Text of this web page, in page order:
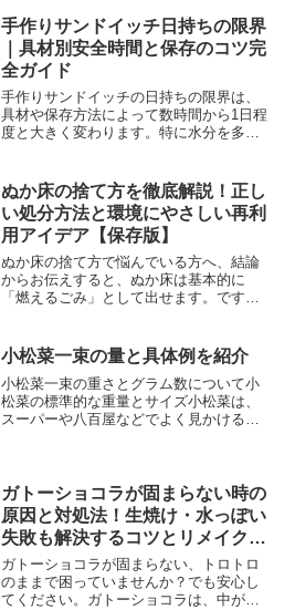
桃の味わいがSNSを中心に大バズり。
「見つけたら即買い！」と...
手作りサンドイッチ日持ちの限界
｜具材別安全時間と保存のコツ完
全ガイド
手作りサンドイッチの日持ちの限界は、
具材や保存方法によって数時間から1日程
度と大きく変わります。特に水分を多く
事では、具材別の安全な消費時間、長持
ちさせる保存方法、持ち...
ぬか床の捨て方を徹底解説！正し
い処分方法と環境にやさしい再利
用アイデア【保存版】
ぬか床の捨て方で悩んでいる方へ、結論
からお伝えすると、ぬか床は基本的に
「燃えるごみ」として出せます。です
で使い切る方法もあるんです。この記事
では、ぬか床を捨てるタイミン...
小松菜一束の量と具体例を紹介
小松菜一束の重さとグラム数について小
松菜の標準的な重量とサイズ小松菜は、
スーパーや八百屋などでよく見かける葉
度。葉先は濃い緑色で...
ガトーショコラが固まらない時の
原因と対処法！生焼け・水っぽい
失敗も解決するコツとリメイクア
イデア
ガトーショコラが固まらない、トロトロ
のままで困っていませんか？でも安心し
てください。ガトーショコラは、中が柔